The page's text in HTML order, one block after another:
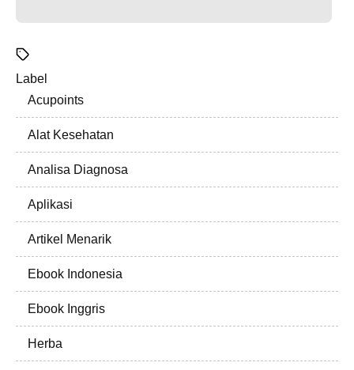
Label
Acupoints
Alat Kesehatan
Analisa Diagnosa
Aplikasi
Artikel Menarik
Ebook Indonesia
Ebook Inggris
Herba